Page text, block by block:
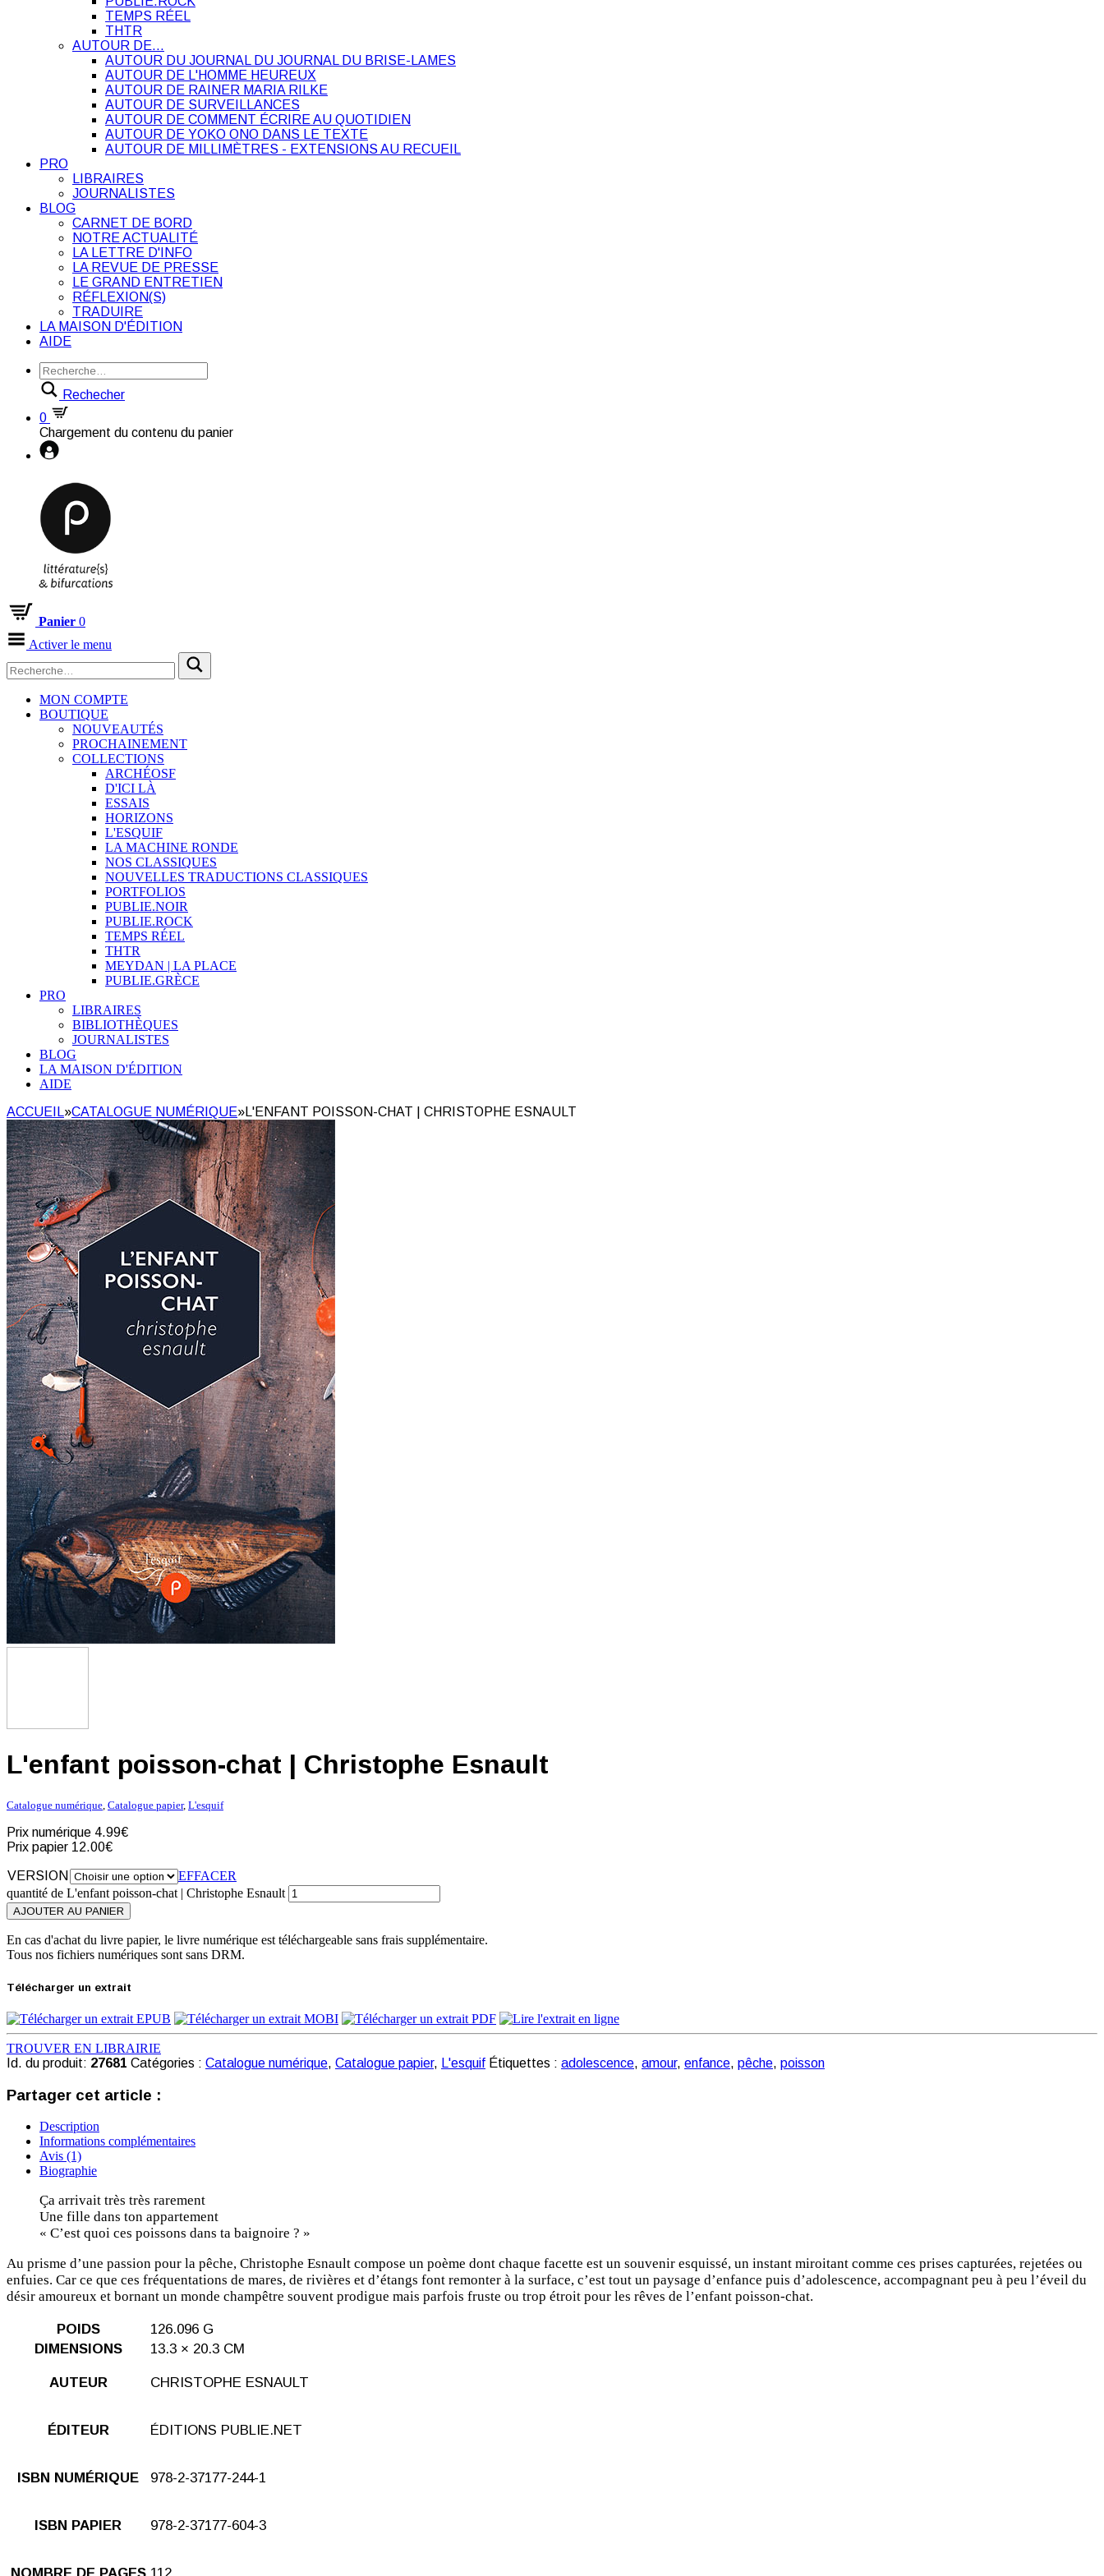
TEMPS RÉEL
THTR
AUTOUR DE…
AUTOUR DU JOURNAL DU JOURNAL DU BRISE-LAMES
AUTOUR DE L'HOMME HEUREUX
AUTOUR DE RAINER MARIA RILKE
AUTOUR DE SURVEILLANCES
AUTOUR DE COMMENT ÉCRIRE AU QUOTIDIEN
AUTOUR DE YOKO ONO DANS LE TEXTE
AUTOUR DE MILLIMÈTRES - EXTENSIONS AU RECUEIL
PRO
LIBRAIRES
JOURNALISTES
BLOG
CARNET DE BORD
NOTRE ACTUALITÉ
LA LETTRE D'INFO
LA REVUE DE PRESSE
LE GRAND ENTRETIEN
RÉFLEXION(S)
TRADUIRE
LA MAISON D'ÉDITION
AIDE
Rechecher
0
Chargement du contenu du panier
Panier 0
Activer le menu
MON COMPTE
BOUTIQUE
NOUVEAUTÉS
PROCHAINEMENT
COLLECTIONS
ARCHÉOSF
D'ICI LÀ
ESSAIS
HORIZONS
L'ESQUIF
LA MACHINE RONDE
NOS CLASSIQUES
NOUVELLES TRADUCTIONS CLASSIQUES
PORTFOLIOS
PUBLIE.NOIR
PUBLIE.ROCK
TEMPS RÉEL
THTR
MEYDAN | LA PLACE
PUBLIE.GRÈCE
PRO
LIBRAIRES
BIBLIOTHÈQUES
JOURNALISTES
BLOG
LA MAISON D'ÉDITION
AIDE
ACCUEIL»CATALOGUE NUMÉRIQUE» L'ENFANT POISSON-CHAT | CHRISTOPHE ESNAULT
L'enfant poisson-chat | Christophe Esnault
Catalogue numérique, Catalogue papier, L'esquif
Prix numérique 4.99€
Prix papier 12.00€
VERSION
EFFACER
quantité de L'enfant poisson-chat | Christophe Esnault
AJOUTER AU PANIER
En cas d'achat du livre papier, le livre numérique est téléchargeable sans frais supplémentaire.
Tous nos fichiers numériques sont sans DRM.
Télécharger un extrait
TROUVER EN LIBRAIRIE
Id. du produit: 27681 Catégories : Catalogue numérique, Catalogue papier, L'esquif Étiquettes : adolescence, amour, enfance, pêche, poisson
Partager cet article :
Description
Informations complémentaires
Avis (1)
Biographie
Ça arrivait très très rarement
Une fille dans ton appartement
« C’est quoi ces poissons dans ta baignoire ? »
Au prisme d’une passion pour la pêche, Christophe Esnault compose un poème dont chaque facette est un souvenir esquissé, un instant miroitant comme ces prises capturées, rejetées ou
enfuies. Car ce que ces fréquentations de mares, de rivières et d’étangs font remonter à la surface, c’est tout un paysage d’enfance puis d’adolescence, accompagnant peu à peu l’éveil du
désir amoureux et bornant un monde champêtre souvent prodigue mais parfois fruste ou trop étroit pour les rêves de l’enfant poisson-chat.
POIDS
126.096 G
DIMENSIONS
13.3 × 20.3 CM
AUTEUR CHRISTOPHE ESNAULT
ÉDITEUR ÉDITIONS PUBLIE.NET
ISBN NUMÉRIQUE 978-2-37177-244-1
ISBN PAPIER 978-2-37177-604-3